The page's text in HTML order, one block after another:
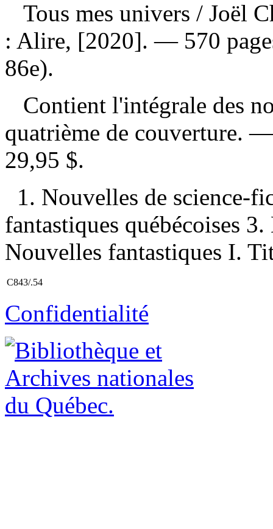
Tous mes univers / Joël
: Alire, [2020]. — 570
86e).
Contient l'intégrale des
quatrième de couverture.
29,95 $.
1. Nouvelles de science-
fantastiques québécoises
Nouvelles fantastiques I.
C843/.54
Confidentialité